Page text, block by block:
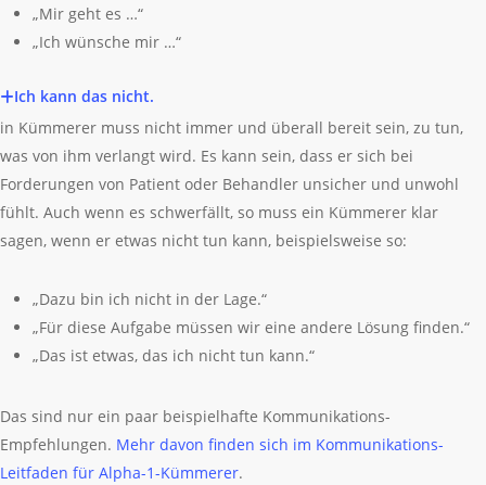
„Mir geht es …“
„Ich wünsche mir …“
Ich kann das nicht.
in Kümmerer muss nicht immer und überall bereit sein, zu tun,
was von ihm verlangt wird. Es kann sein, dass er sich bei
Forderungen von Patient oder Behandler unsicher und unwohl
fühlt. Auch wenn es schwerfällt, so muss ein Kümmerer klar
sagen, wenn er etwas nicht tun kann, beispielsweise so:
„Dazu bin ich nicht in der Lage.“
„Für diese Aufgabe müssen wir eine andere Lösung finden.“
„Das ist etwas, das ich nicht tun kann.“
Das sind nur ein paar beispielhafte Kommunikations-
Empfehlungen. Mehr davon finden sich im Kommunikations-
Leitfaden für Alpha-1-Kümmerer.